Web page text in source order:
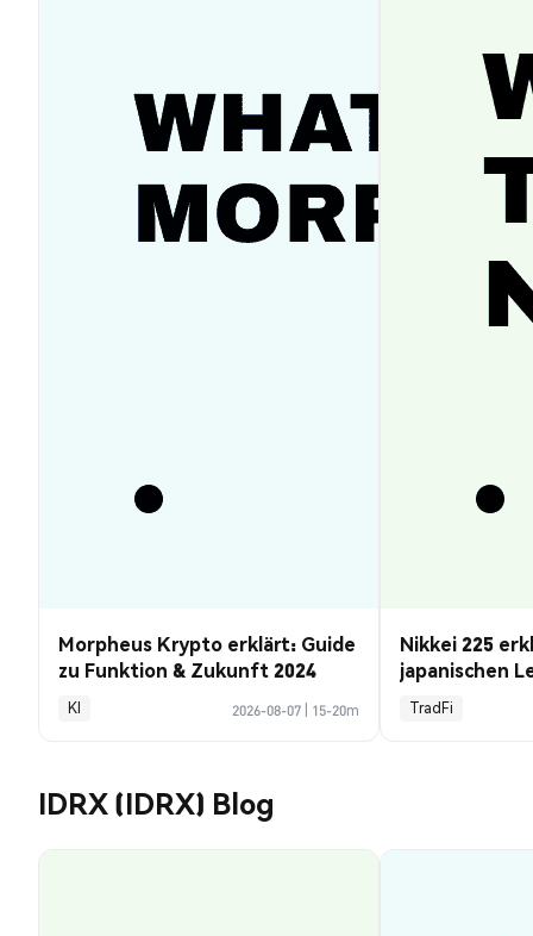
Morpheus Krypto erklärt: Guide
zu Funktion & Zukunft 2024
KI 2026-08-07 15-20m
Nikkei 225
japanischen
Kursprognose
TradFi
IDRX (IDRX) Blog